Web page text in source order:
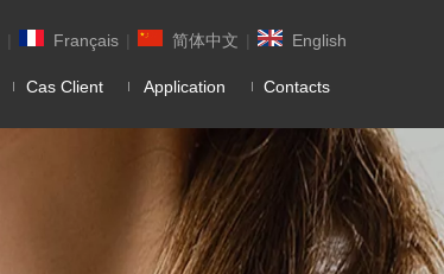
| Français | 简体中文 | English
Cas Client Application Contacts